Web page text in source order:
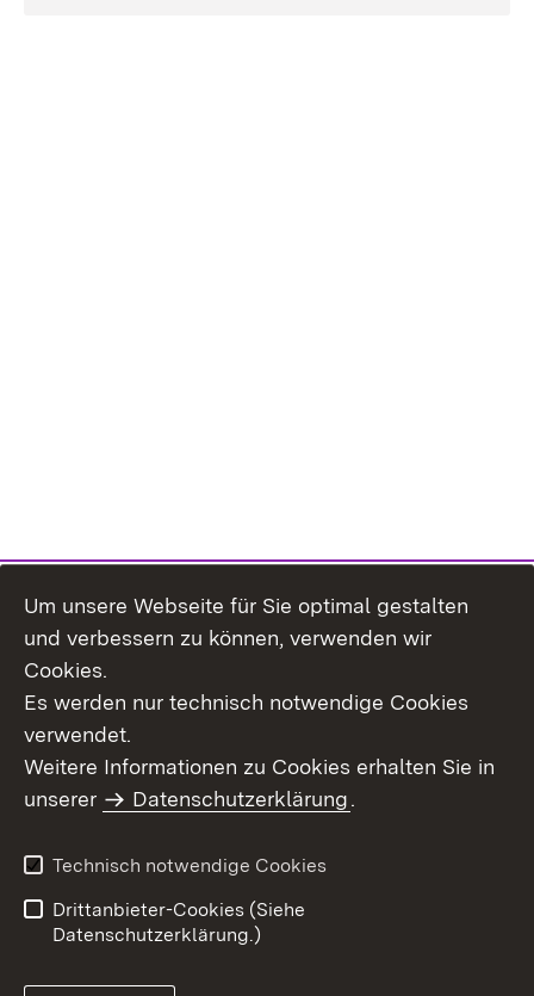
Themenübersicht
Barrierefreiheit
Um unsere Webseite für Sie optimal gestalten
und verbessern zu können, verwenden wir
Cookies.
Es werden nur technisch notwendige Cookies
verwendet.
Weitere Informationen zu Cookies erhalten Sie in
unserer
Datenschutzerklärung.
Technisch notwendige Cookies
Drittanbieter-Cookies (Siehe
Datenschutzerklärung.)